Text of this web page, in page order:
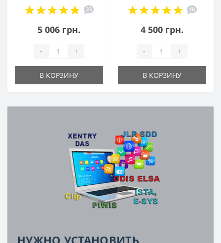
23
5 006 грн.
- +
В КОРЗИНУ
10
4 500 грн.
- +
В КОРЗИНУ
НУЖНО УСТАНОВИТЬ